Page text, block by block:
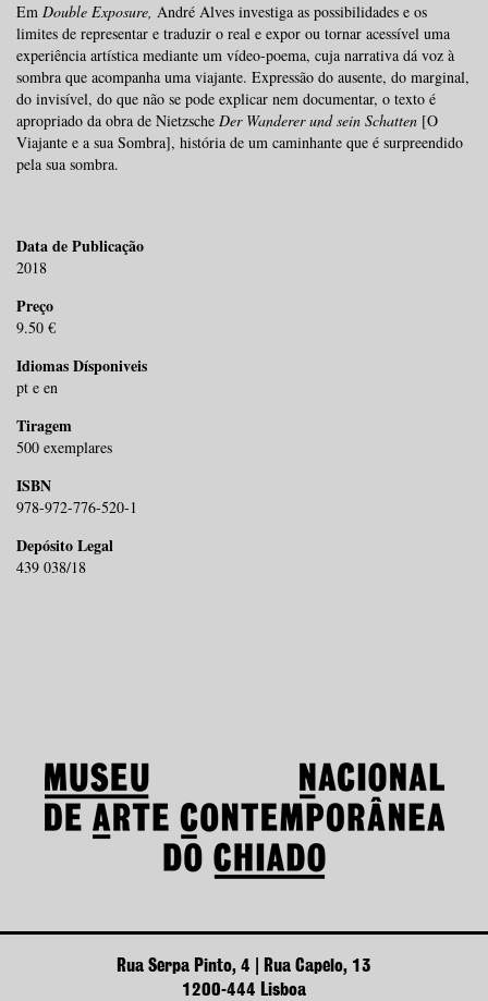
Em Double Exposure, André Alves investiga as possibilidades e os
limites de representar e traduzir o real e expor ou tornar acessível uma
experiência artística mediante um vídeo-poema, cuja narrativa dá voz à
sombra que acompanha uma viajante. Expressão do ausente, do marginal,
do invisível, do que não se pode explicar nem documentar, o texto é
apropriado da obra de Nietzsche Der Wanderer und sein Schatten [O
Viajante e a sua Sombra], história de um caminhante que é surpreendido
pela sua sombra.
Data de Publicação
2018
Preço
9.50 €
Idiomas Dísponiveis
pt e en
Tiragem
500 exemplares
ISBN
978-972-776-520-1
Depósito Legal
439 038/18
Rua Serpa Pinto, 4 | Rua Capelo, 13
1200-444 Lisboa